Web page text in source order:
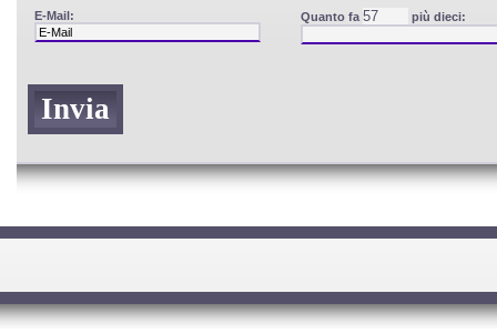
E-Mail: Quanto fa più dieci: